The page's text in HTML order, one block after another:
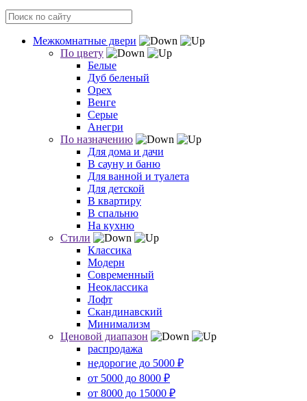
Межкомнатные двери
По цвету
Белые
Дуб беленый
Орех
Венге
Серые
Анегри
По назначению
Для дома и дачи
В сауну и баню
Для ванной и туалета
Для детской
В квартиру
В спальню
На кухню
Стили
Классика
Модерн
Современный
Неоклассика
Лофт
Скандинавский
Минимализм
Ценовой диапазон
распродажа
недорогие до 5000 ₽
от 5000 до 8000 ₽
от 8000 до 15000 ₽